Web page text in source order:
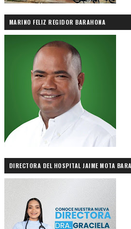
MARINO FELIZ REGIDOR BARAHONA
DIRECTORA DEL HOSPITAL JAIME MOTA